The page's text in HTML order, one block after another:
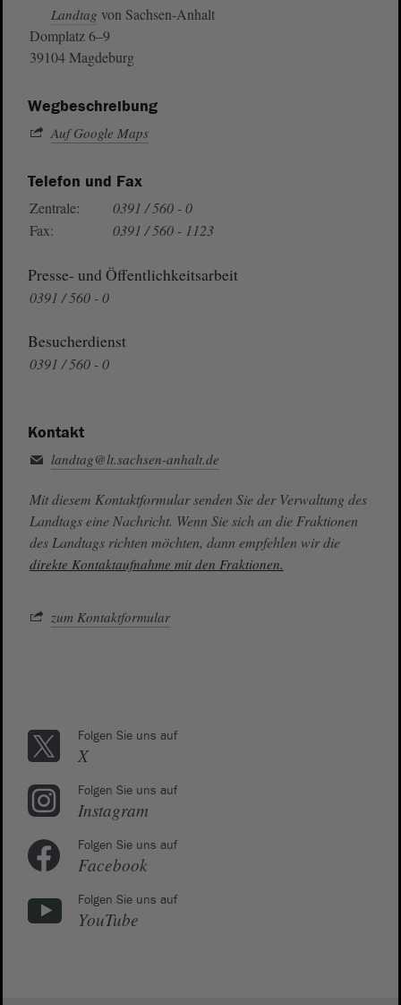
Landtag von Sachsen-Anhalt
Domplatz 6–9
39104 Magdeburg
Wegbeschreibung
Auf Google Maps
Telefon und Fax
Zentrale:
0391 / 560 - 0
Fax:
0391 / 560 - 1123
Presse- und Öffentlichkeitsarbeit
0391 / 560 - 0
Besucherdienst
0391 / 560 - 0
Kontakt
landtag@lt.sachsen-anhalt.de
Mit diesem Kontaktformular senden Sie der Verwaltung des
Landtags eine Nachricht. Wenn Sie sich an die Fraktionen
des Landtags richten möchten, dann empfehlen wir die
direkte Kontaktaufnahme mit den Fraktionen.
zum Kontaktformular
Folgen Sie uns auf
X
Folgen Sie uns auf
Instagram
Folgen Sie uns auf
Facebook
Folgen Sie uns auf
YouTube